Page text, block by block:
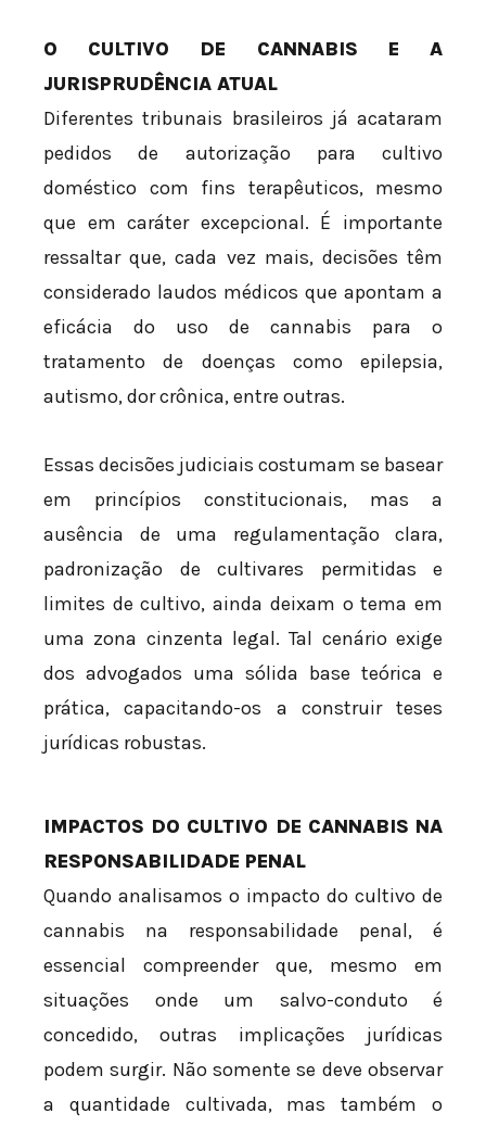
O CULTIVO DE CANNABIS E A
JURISPRUDÊNCIA ATUAL
Diferentes tribunais brasileiros já acataram
pedidos de autorização para cultivo
doméstico com fins terapêuticos, mesmo
que em caráter excepcional. É importante
ressaltar que, cada vez mais, decisões têm
considerado laudos médicos que apontam a
eficácia do uso de cannabis para o
tratamento de doenças como epilepsia,
autismo, dor crônica, entre outras.
Essas decisões judiciais costumam se basear
em princípios constitucionais, mas a
ausência de uma regulamentação clara,
padronização de cultivares permitidas e
limites de cultivo, ainda deixam o tema em
uma zona cinzenta legal. Tal cenário exige
dos advogados uma sólida base teórica e
prática, capacitando-os a construir teses
jurídicas robustas.
IMPACTOS DO CULTIVO DE CANNABIS NA
RESPONSABILIDADE PENAL
Quando analisamos o impacto do cultivo de
cannabis na responsabilidade penal, é
essencial compreender que, mesmo em
situações onde um salvo-conduto é
concedido, outras implicações jurídicas
podem surgir. Não somente se deve observar
a quantidade cultivada, mas também o